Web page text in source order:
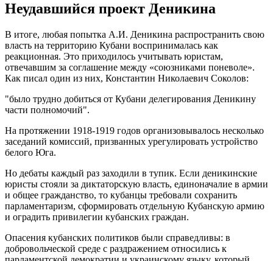
Неудавшийся проект Деникина
В итоге, любая попытка А.И. Деникина распространить свою
власть на территорию Кубани воспринималась как
реакционная. Это приходилось учитывать юристам,
отвечавшим за соглашение между «союзниками поневоле».
Как писал один из них, Константин Николаевич Соколов:
"было трудно добиться от Кубани делегирования Деникину
части полномочий".
На протяжении 1918-1919 годов организовывалось несколько
заседаний комиссий, призванных урегулировать устройство
белого Юга.
Но дебаты каждый раз заходили в тупик. Если деникинские
юристы стояли за диктаторскую власть, единоначалие в армии
и общее гражданство, то кубанцы требовали сохранить
парламентаризм, сформировать отдельную Кубанскую армию
и оградить привилегии кубанских граждан.
Опасения кубанских политиков были справедливы: в
добровольческой среде с раздражением относились к